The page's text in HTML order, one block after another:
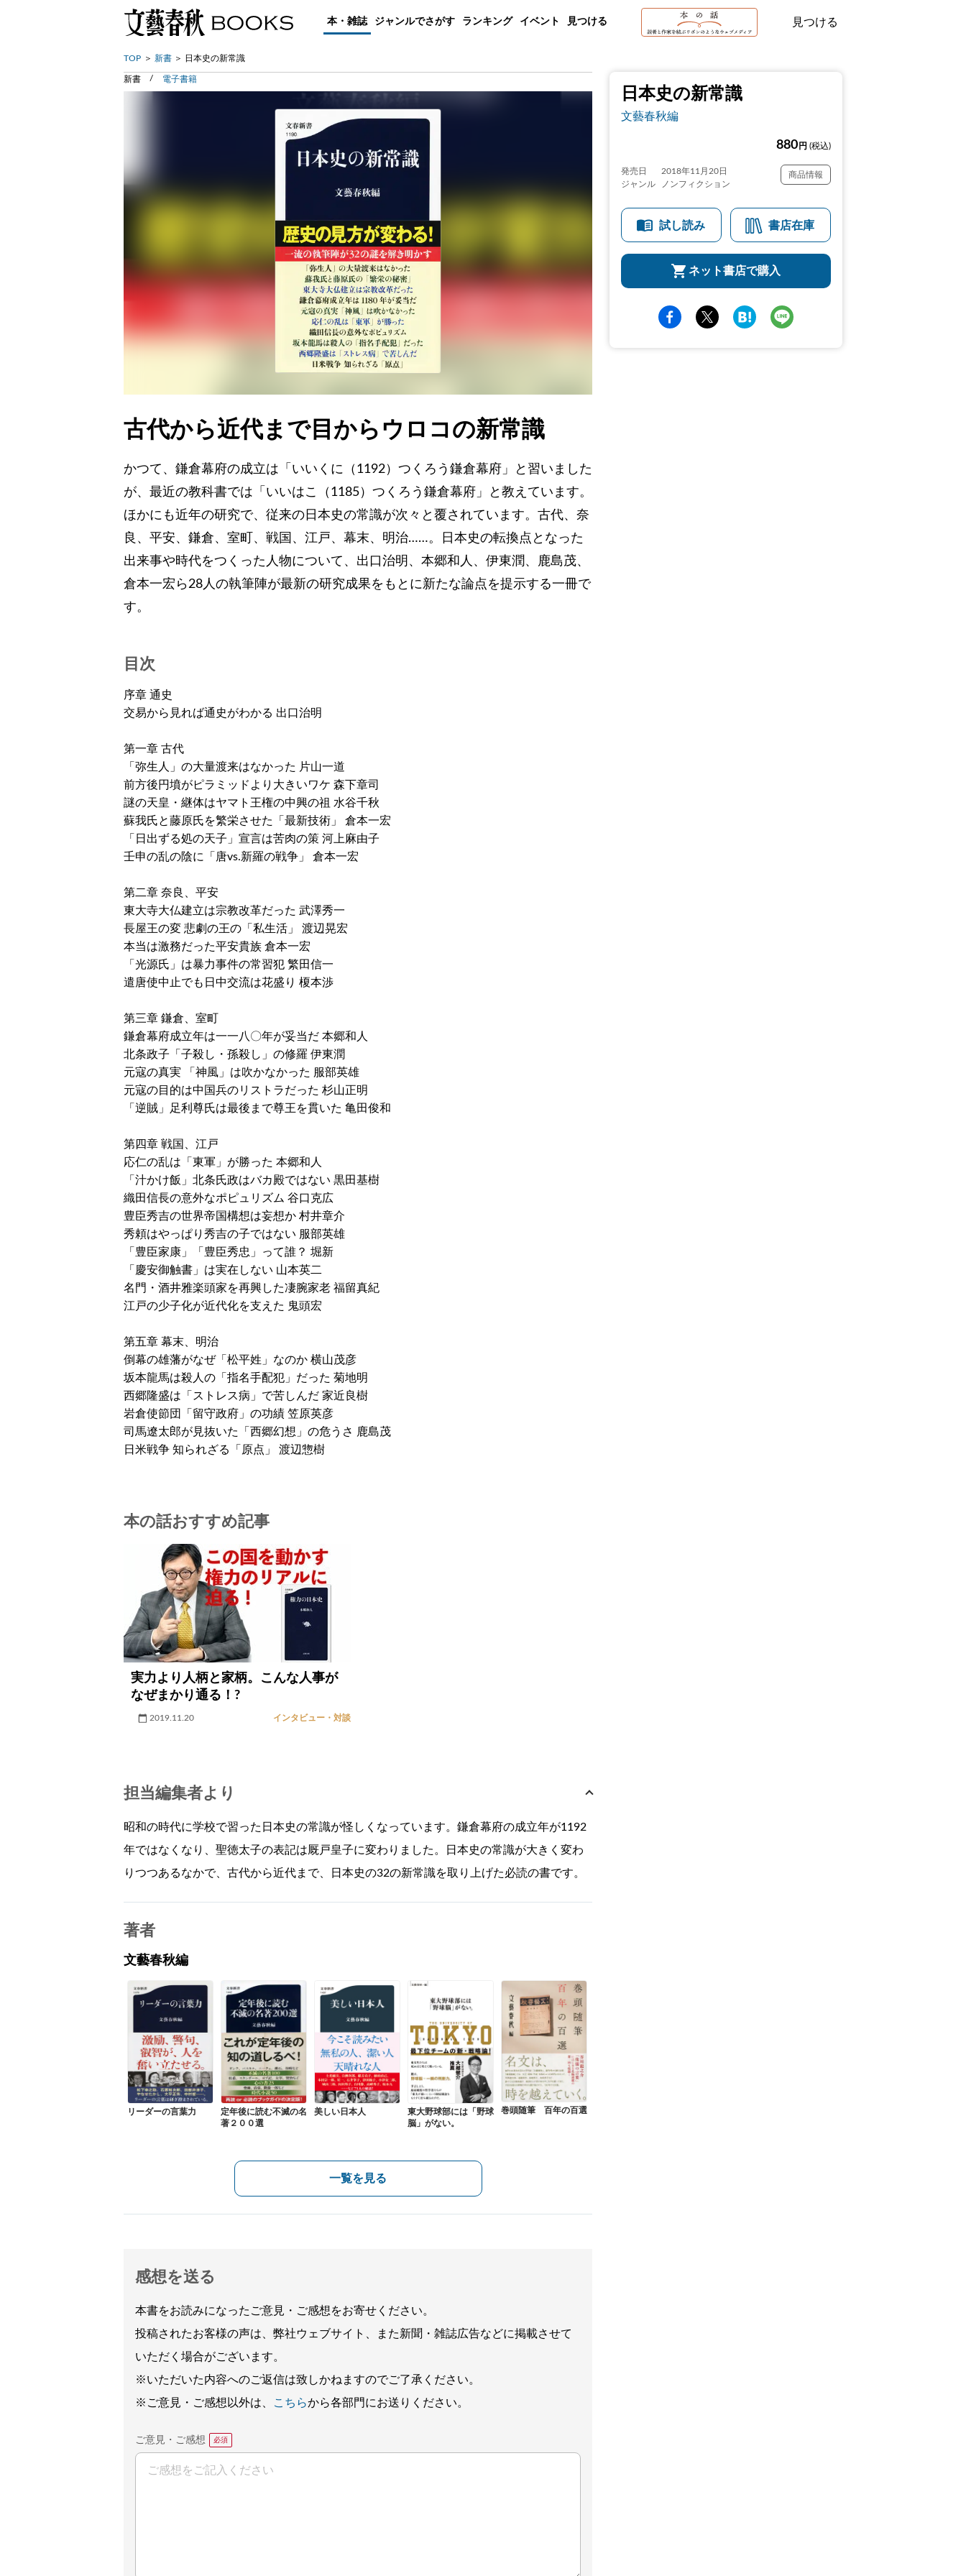
本・雑誌 ジャンルでさがす ランキング イベント 見つける 見つける
TOP 新書 日本史の新常識
日本史の新常識
文藝春秋編
880 円 (税込)
発売日
2018年11月20日
ジャンル
ノンフィクション
商品情報
試し読み 書店在庫
ネット書店で購入
新書 電子書籍
古代から近代まで目からウロコの新常識
かつて、鎌倉幕府の成立は「いいくに（1192）つくろう鎌倉幕府」と習いました
が、最近の教科書では「いいはこ（1185）つくろう鎌倉幕府」と教えています。
ほかにも近年の研究で、従来の日本史の常識が次々と覆されています。古代、奈
良、平安、鎌倉、室町、戦国、江戸、幕末、明治……。日本史の転換点となった
出来事や時代をつくった人物について、出口治明、本郷和人、伊東潤、鹿島茂、
倉本一宏ら28人の執筆陣が最新の研究成果をもとに新たな論点を提示する一冊で
す。
目次
序章 通史
交易から見れば通史がわかる 出口治明
第一章 古代
「弥生人」の大量渡来はなかった 片山一道
前方後円墳がピラミッドより大きいワケ 森下章司
謎の天皇・継体はヤマト王権の中興の祖 水谷千秋
蘇我氏と藤原氏を繁栄させた「最新技術」 倉本一宏
「日出ずる処の天子」宣言は苦肉の策 河上麻由子
壬申の乱の陰に「唐vs.新羅の戦争」 倉本一宏
第二章 奈良、平安
東大寺大仏建立は宗教改革だった 武澤秀一
長屋王の変 悲劇の王の「私生活」 渡辺晃宏
本当は激務だった平安貴族 倉本一宏
「光源氏」は暴力事件の常習犯 繁田信一
遣唐使中止でも日中交流は花盛り 榎本渉
第三章 鎌倉、室町
鎌倉幕府成立年は一一八〇年が妥当だ 本郷和人
北条政子「子殺し・孫殺し」の修羅 伊東潤
元寇の真実 「神風」は吹かなかった 服部英雄
元寇の目的は中国兵のリストラだった 杉山正明
「逆賊」足利尊氏は最後まで尊王を貫いた 亀田俊和
第四章 戦国、江戸
応仁の乱は「東軍」が勝った 本郷和人
「汁かけ飯」北条氏政はバカ殿ではない 黒田基樹
織田信長の意外なポピュリズム 谷口克広
豊臣秀吉の世界帝国構想は妄想か 村井章介
秀頼はやっぱり秀吉の子ではない 服部英雄
「豊臣家康」「豊臣秀忠」って誰？ 堀新
「慶安御触書」は実在しない 山本英二
名門・酒井雅楽頭家を再興した凄腕家老 福留真紀
江戸の少子化が近代化を支えた 鬼頭宏
第五章 幕末、明治
倒幕の雄藩がなぜ「松平姓」なのか 横山茂彦
坂本龍馬は殺人の「指名手配犯」だった 菊地明
西郷隆盛は「ストレス病」で苦しんだ 家近良樹
岩倉使節団「留守政府」の功績 笠原英彦
司馬遼太郎が見抜いた「西郷幻想」の危うさ 鹿島茂
日米戦争 知られざる「原点」 渡辺惣樹
本の話おすすめ記事
実力より人柄と家柄。こんな人事が
なぜまかり通る！?
2019.11.20 インタビュー・対談
担当編集者より
昭和の時代に学校で習った日本史の常識が怪しくなっています。鎌倉幕府の成立年が1192
年ではなくなり、聖徳太子の表記は厩戸皇子に変わりました。日本史の常識が大きく変わ
りつつあるなかで、古代から近代まで、日本史の32の新常識を取り上げた必読の書です。
著者
文藝春秋編
リーダーの言葉力
定年後に読む不滅の名
著２００選
美しい日本人
東大野球部には「野球
脳」がない。
巻頭随筆 百年の百選
一覧を見る
感想を送る
本書をお読みになったご意見・ご感想をお寄せください。
投稿されたお客様の声は、弊社ウェブサイト、また新聞・雑誌広告などに掲載させて
いただく場合がございます。
※いただいた内容へのご返信は致しかねますのでご了承ください。
※ご意見・ご感想以外は、
こちらから各部門にお送りください。
ご意見・ご感想